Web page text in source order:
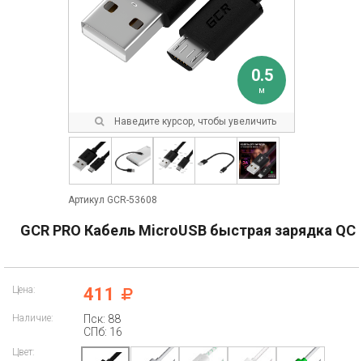
0.5
м
Наведите курсор, чтобы увеличить
Артикул GCR-53608
GCR PRO Кабель MicroUSB быстрая зарядка QC
Цена: 411
Наличие:
Пск: 88
СПб: 16
Цвет: